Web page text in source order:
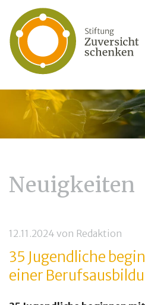
Neuigkeiten
12.11.2024 von Redaktion
35 Jugendliche
einer